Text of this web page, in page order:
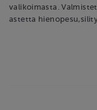
valikoimasta.
astetta